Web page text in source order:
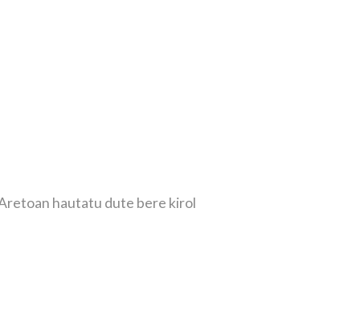
hautatu dute bere kirol